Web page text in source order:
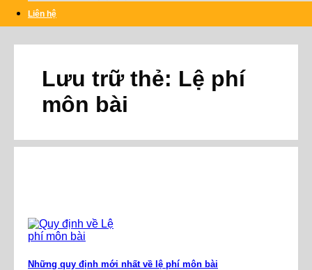
Liên hệ
Lưu trữ thẻ: Lệ phí
môn bài
Những quy định mới nhất về lệ phí môn bài